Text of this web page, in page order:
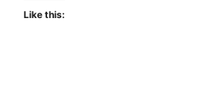
Like this: